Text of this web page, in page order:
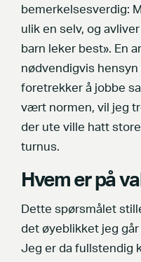
bemerkelsesverdig:
ulik en selv, og
barn leker best». En
nødvendigvis
foretrekker å jobbe
vært normen, vil jeg
der ute ville hatt
turnus.
Hvem er på
Dette spørsmålet
det øyeblikket jeg
Jeg er da fullstendig